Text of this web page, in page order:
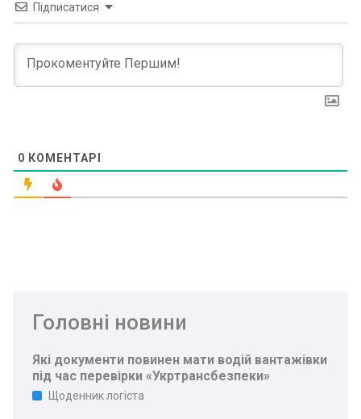
Підписатися
0 КОМЕНТАРІ
Головні новини
Які документи повинен мати водій вантажівки
під час перевірки «Укртрансбезпеки»
Щоденник логіста